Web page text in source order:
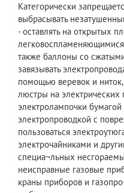
Категорически
выбрасывать
- оставлять на открытых
также баллоны со
завязывать
помощью веревок и
люстры на электрических
электролампочки
электропроводкой с
пользоваться
электрочайниками и
специа¬льных
неисправные газовые
краны приборов и